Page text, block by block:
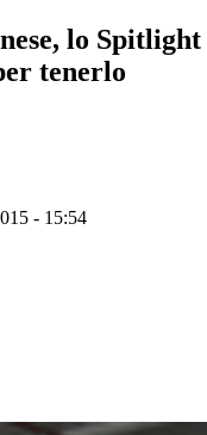
lo
tenerlo
- 15:54